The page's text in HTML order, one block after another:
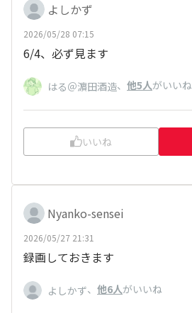
よしかず
2026/05/28 07:15
6/4、必ず見ます
はる＠濵田酒造、 他5人がいいね
いいね
Nyanko-sensei
2026/05/27 21:31
録画しておきます
よしかず、 他6人がいいね